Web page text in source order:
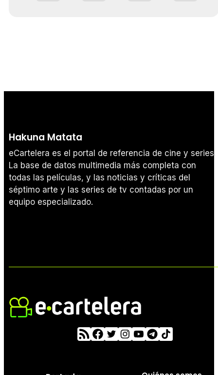
Hakuna Matata
eCartelera es el portal de referencia de cine y series.
La base de datos multimedia más completa con
todas las películas, y las noticias y críticas del
séptimo arte y las series de tv contadas por un
equipo especializado.